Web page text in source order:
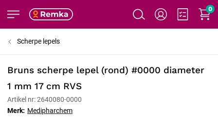
0
Scherpe lepels
Bruns scherpe lepel (rond) #0000 diameter
1 mm 17 cm RVS
Artikel nr: 2640080-0000
Merk: Medipharchem